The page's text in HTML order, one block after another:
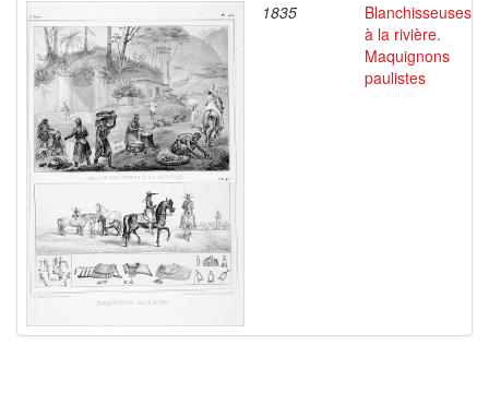
1835
Blanchisseuses
à la rivière.
Maquignons
paulistes